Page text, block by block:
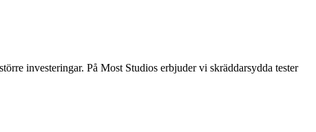
investeringar. På Most Studios erbjuder vi skräddarsydda tester